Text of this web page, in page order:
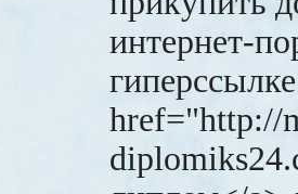
интернет-
href="http://